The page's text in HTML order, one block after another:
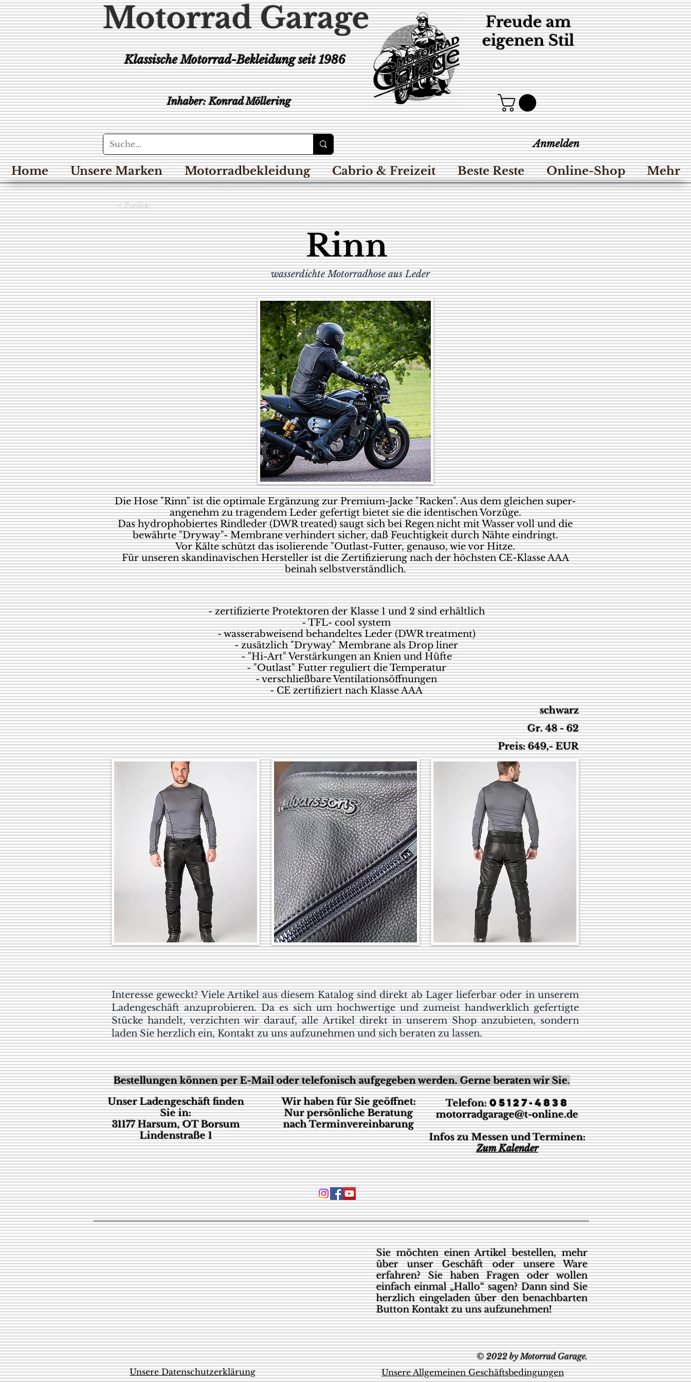
Motorrad Garage
Inhaber: Konrad Möllering
Klassische Motorrad-Bekleidungseit 1986
Freude am
eigenen Stil
Anmelden
Home Unsere Marken Motorradbekleidung Cabrio & Freizeit Beste Reste Online-Shop Mehr
< Zurück
Rinn
wasserdichte Motorradhose aus Leder
Die Hose "Rinn" ist die optimale Ergänzung zur Premium-Jacke "Racken". Aus dem gleichen super-
angenehm zu tragendem Leder gefertigt bietet sie die identischen Vorzüge.
Das hydrophobiertes Rindleder (DWR treated) saugt sich bei Regen nicht mit Wasser voll und die
bewährte "Dryway"- Membrane verhindert sicher, daß Feuchtigkeit durch Nähte eindringt.
Vor Kälte schützt das isolierende "Outlast-Futter, genauso, wie vor Hitze.
Für unseren skandinavischen Hersteller ist die Zertifizierung nach der höchsten CE-Klasse AAA
beinah selbstverständlich.
- zertifizierte Protektoren der Klasse 1 und 2 sind erhältlich
- TFL- cool system
- wasserabweisend behandeltes Leder (DWR treatment)
- zusätzlich "Dryway" Membrane als Drop liner
- "Hi-Art" Verstärkungen an Knien und Hüfte
- "Outlast" Futter reguliert die Temperatur
- verschließbare Ventilationsöffnungen
- CE zertifiziert nach Klasse AAA
schwarz
Gr. 48 - 62
Preis: 649,- EUR
Interesse geweckt? Viele Artikel aus diesem Katalog sind direkt ab Lager lieferbar oder in unserem
Ladengeschäft anzuprobieren. Da es sich um hochwertige und zumeist handwerklich gefertigte
Stücke handelt, verzichten wir darauf, alle Artikel direkt in unserem Shop anzubieten, sondern
laden Sie herzlich ein, Kontakt zu uns aufzunehmen und sich beraten zu lassen.
Bestellungen können per E-Mail oder telefonisch aufgegeben werden. Gerne beraten wir Sie.
Unser Ladengeschäft finden
Sie in:
31177 Harsum, OT Borsum
Lindenstraße 1
Wir haben für Sie geöffnet:
Nur persönliche Beratung
nach Terminvereinbarung
Telefon:05127-4838
motorradgarage@t-online.de
Infos zu Messen und Terminen:
Zum Kalender
Sie möchten einen Artikel bestellen, mehr
über unser Geschäft oder unsere Ware
erfahren? Sie haben Fragen oder wollen
einfach einmal „Hallo“ sagen? Dann sind Sie
herzlich eingeladen über den benachbarten
Button Kontakt zu uns aufzunehmen!
© 2022 by Motorrad Garage.
Unsere Allgemeinen Geschäftsbedingungen
Unsere Datenschutzerklärung